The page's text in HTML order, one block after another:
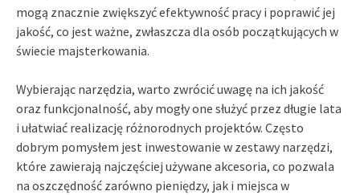
mogą znacznie zwiększyć efektywność pracy i poprawić jej
jakość, co jest ważne, zwłaszcza dla osób początkujących w
świecie majsterkowania.
Wybierając narzędzia, warto zwrócić uwagę na ich jakość
oraz funkcjonalność, aby mogły one służyć przez długie lata
i ułatwiać realizację różnorodnych projektów. Często
dobrym pomysłem jest inwestowanie w zestawy narzędzi,
które zawierają najczęściej używane akcesoria, co pozwala
na oszczędność zarówno pieniędzy, jak i miejsca w